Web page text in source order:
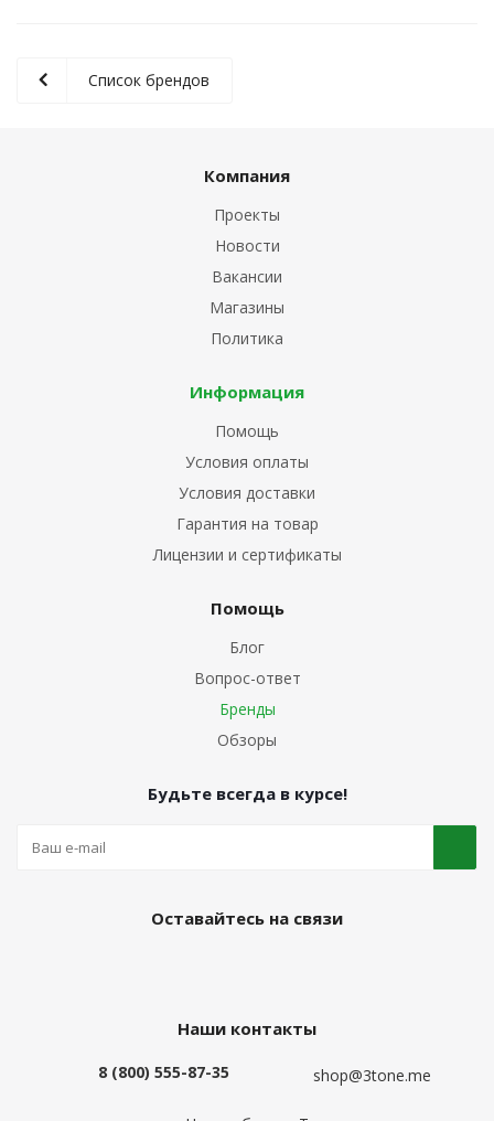
Список брендов
Компания
Проекты
Новости
Вакансии
Магазины
Политика
Информация
Помощь
Условия оплаты
Условия доставки
Гарантия на товар
Лицензии и сертификаты
Помощь
Блог
Вопрос-ответ
Бренды
Обзоры
Будьте всегда в курсе!
Оставайтесь на связи
Наши контакты
8 (800) 555-87-35 shop@3tone.me